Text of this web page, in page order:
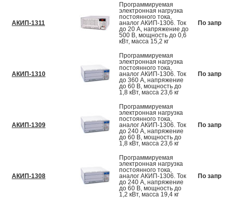
АКИП-1311
Программируемая
электронная нагрузка
постоянного тока,
аналог АКИП-1306. Ток
до 20 А, напряжение до
500 В, мощность до 0,6
кВт, масса 15,2 кг
По
АКИП-1310
Программируемая
электронная нагрузка
постоянного тока,
аналог АКИП-1306. Ток
до 360 А, напряжение
до 60 В, мощность до
1,8 кВт, масса 23,6 кг
По
АКИП-1309
Программируемая
электронная нагрузка
постоянного тока,
аналог АКИП-1306. Ток
до 240 А, напряжение
до 60 В, мощность до
1,8 кВт, масса 23,6 кг
По
АКИП-1308
Программируемая
электронная нагрузка
постоянного тока,
аналог АКИП-1306. Ток
до 240 А, напряжение
до 60 В, мощность до
1,2 кВт, масса 19,4 кг
По